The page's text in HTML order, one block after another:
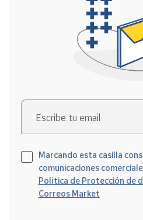
Escribe tu email
Marcando esta casilla
comunicaciones
Política de Protección de
Correos Market